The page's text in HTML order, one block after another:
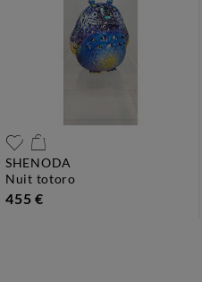
SHENODA
nuit totoro
455 €